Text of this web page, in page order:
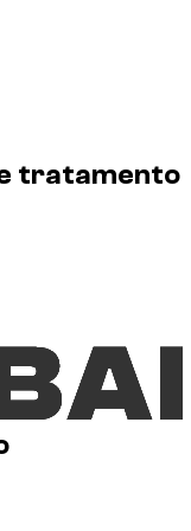
tratamento
o titular dos